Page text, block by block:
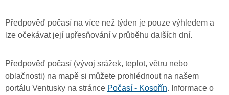
Předpověď počasí na více než týden je pouze výhledem a
lze očekávat její upřesňování v průběhu dalších dní.
Předpověď počasí (vývoj srážek, teplot, větru nebo
oblačnosti) na mapě si můžete prohlédnout na našem
portálu Ventusky na stránce Počasí - Kosořín. Informace o